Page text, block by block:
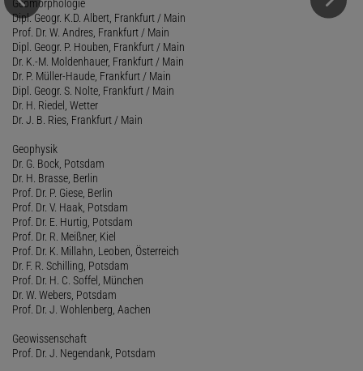
Geomorphologie
Dipl. Geogr. K.D. Albert, Frankfurt / Main
Prof. Dr. W. Andres, Frankfurt / Main
Dipl. Geogr. P. Houben, Frankfurt / Main
Dr. K.-M. Moldenhauer, Frankfurt / Main
Dr. P. Müller-Haude, Frankfurt / Main
Dipl. Geogr. S. Nolte, Frankfurt / Main
Dr. H. Riedel, Wetter
Dr. J. B. Ries, Frankfurt / Main
Geophysik
Dr. G. Bock, Potsdam
Dr. H. Brasse, Berlin
Prof. Dr. P. Giese, Berlin
Prof. Dr. V. Haak, Potsdam
Prof. Dr. E. Hurtig, Potsdam
Prof. Dr. R. Meißner, Kiel
Prof. Dr. K. Millahn, Leoben, Österreich
Dr. F. R. Schilling, Potsdam
Prof. Dr. H. C. Soffel, München
Dr. W. Webers, Potsdam
Prof. Dr. J. Wohlenberg, Aachen
Geowissenschaft
Prof. Dr. J. Negendank, Potsdam